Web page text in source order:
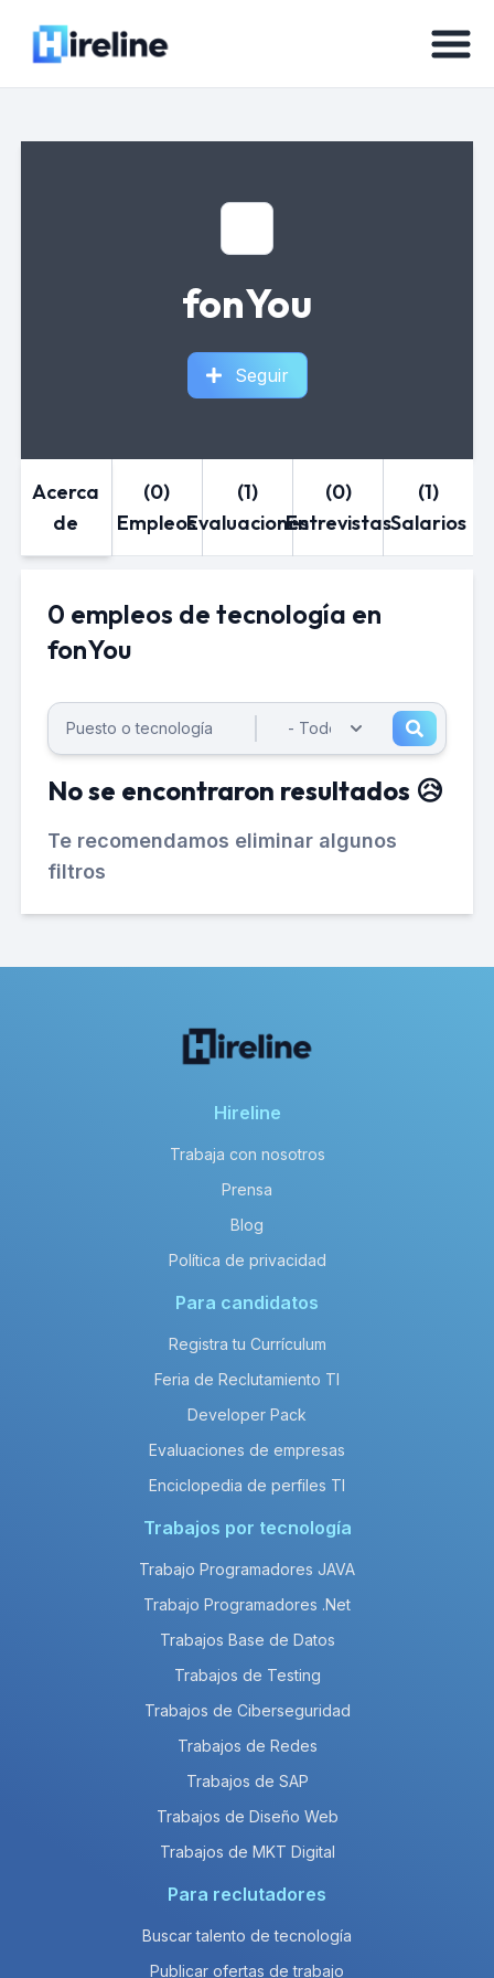
fonYou
Seguir
Acerca
de
(0)
Empleos
(1)
Evaluaciones
(0)
Entrevistas
(1)
Salarios
0 empleos de tecnología en
fonYou
No se encontraron resultados 😥
Te recomendamos eliminar algunos
filtros
Hireline
Trabaja con nosotros
Prensa
Blog
Política de privacidad
Para candidatos
Registra tu Currículum
Feria de Reclutamiento TI
Developer Pack
Evaluaciones de empresas
Enciclopedia de perfiles TI
Trabajos por tecnología
Trabajo Programadores JAVA
Trabajo Programadores .Net
Trabajos Base de Datos
Trabajos de Testing
Trabajos de Ciberseguridad
Trabajos de Redes
Trabajos de SAP
Trabajos de Diseño Web
Trabajos de MKT Digital
Para reclutadores
Buscar talento de tecnología
Publicar ofertas de trabajo